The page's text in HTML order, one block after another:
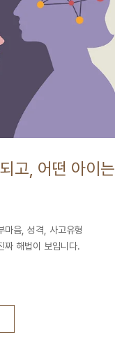
고, 어떤 아이는
마음, 성격, 사고유형
짜 해법이 보입니다.